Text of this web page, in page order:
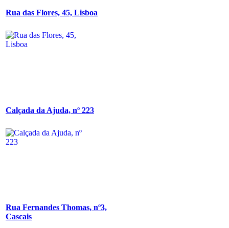
Rua das Flores, 45, Lisboa
Calçada da Ajuda, nº 223
Rua Fernandes Thomas, nº3,
Cascais